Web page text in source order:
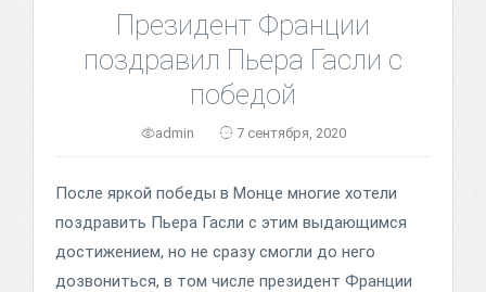
Президент Франции
поздравил Пьера Гасли с
победой
admin 7 сентября, 2020
После яркой победы в Монце многие хотели
поздравить Пьера Гасли с этим выдающимся
достижением, но не сразу смогли до него
дозвониться, в том числе президент Франции